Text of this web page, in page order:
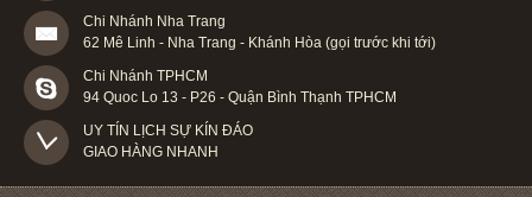
Chi Nhánh Nha Trang
62 Mê Linh - Nha Trang - Khánh Hòa (gọi trước khi tới)
Chi Nhánh TPHCM
94 Quoc Lo 13 - P26 - Quận Bình Thạnh TPHCM
UY TÍN LỊCH SỰ KÍN ĐÁO
GIAO HÀNG NHANH